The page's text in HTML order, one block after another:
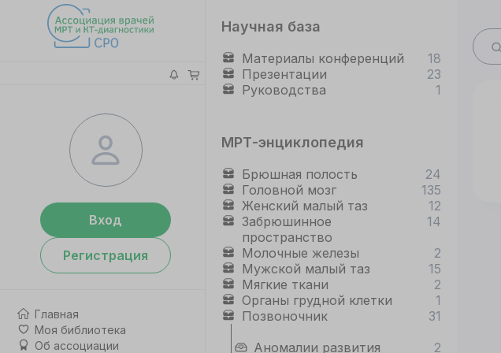
Вход
Регистрация
Главная
Моя библиотека
Об ассоциации
Научная база
Материалы конференций
18
Презентации
23
Руководства
1
МРТ-энциклопедия
Брюшная полость
24
Головной мозг
135
Женский малый таз
12
Забрюшинное
пространство
14
Молочные железы
2
Мужской малый таз
15
Мягкие ткани
2
Органы грудной клетки
1
Позвоночник
31
Аномалии развития
2